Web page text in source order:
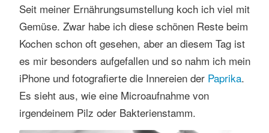
Seit meiner Ernährungsumstellung koch ich viel mit
Gemüse. Zwar habe ich diese schönen Reste beim
Kochen schon oft gesehen, aber an diesem Tag ist
es mir besonders aufgefallen und so nahm ich mein
iPhone und fotografierte die Innereien der Paprika.
Es sieht aus, wie eine Microaufnahme von
irgendeinem Pilz oder Bakterienstamm.
t
a
r
n
t
e